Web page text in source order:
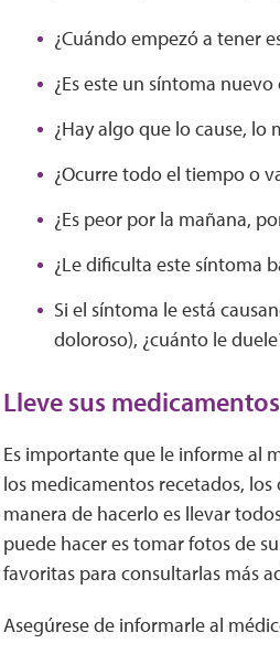
¿Cuándo empezó a tener
¿Es este un síntoma
¿Hay algo que lo cause, lo
¿Ocurre todo el tiempo o
¿Es peor por la mañana,
¿Le dificulta este síntoma
Si el síntoma le está
doloroso), ¿cuánto le
Lleve sus medicamentos
Es importante que le informe al
los medicamentos recetados,
manera de hacerlo es llevar
puede hacer es tomar fotos de
favoritas para consultarlas más
Asegúrese de informarle al